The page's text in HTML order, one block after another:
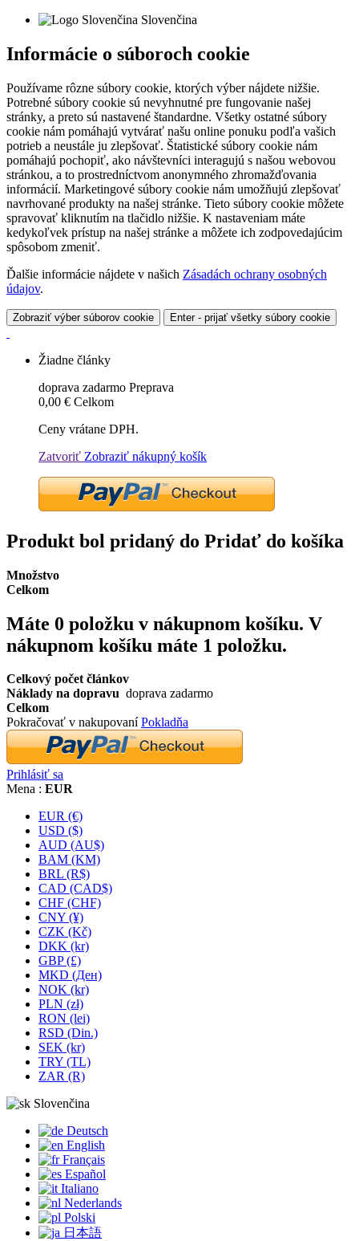
Slovenčina
Informácie o súboroch cookie
Používame rôzne súbory cookie, ktorých výber nájdete nižšie.
Potrebné súbory cookie sú nevyhnutné pre fungovanie našej
stránky, a preto sú nastavené štandardne. Všetky ostatné súbory
cookie nám pomáhajú vytvárať našu online ponuku podľa vašich
potrieb a neustále ju zlepšovať. Štatistické súbory cookie nám
pomáhajú pochopiť, ako návštevníci interagujú s našou webovou
stránkou, a to prostredníctvom anonymného zhromažďovania
informácií. Marketingové súbory cookie nám umožňujú zlepšovať
navrhované produkty na našej stránke. Tieto súbory cookie môžete
spravovať kliknutím na tlačidlo nižšie. K nastaveniam máte
kedykoľvek prístup na našej stránke a môžete ich zodpovedajúcim
spôsobom zmeniť.
Ďalšie informácie nájdete v našich Zásadách ochrany osobných
údajov.
Zobraziť výber súborov cookie Enter - prijať všetky súbory cookie
Žiadne články
doprava zadarmo Preprava
0,00 € Celkom
Ceny vrátane DPH.
Zatvoriť Zobraziť nákupný košík
Produkt bol pridaný do Pridať do košíka
Množstvo
Celkom
Máte 0 položku v nákupnom košíku. V
nákupnom košíku máte 1 položku.
Celkový počet článkov
Náklady na dopravu doprava zadarmo
Celkom
Pokračovať v nakupovaníPokladňa
Prihlásiť sa
Mena : EUR
EUR (€)
USD ($)
AUD (AU$)
BAM (KM)
BRL (R$)
CAD (CAD$)
CHF (CHF)
CNY (¥)
CZK (Kč)
DKK (kr)
GBP (£)
MKD (Ден)
NOK (kr)
PLN (zł)
RON (lei)
RSD (Din.)
SEK (kr)
TRY (TL)
ZAR (R)
Slovenčina
Deutsch
English
Français
Español
Italiano
Nederlands
Polski
日本語